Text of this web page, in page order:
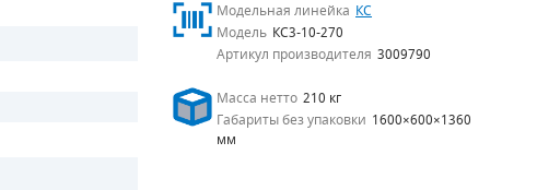
Модельная линейка КС
Модель КС3-10-270
Артикул производителя 3009790
Масса нетто 210 кг
Габариты без упаковки 1600×600×1360
мм